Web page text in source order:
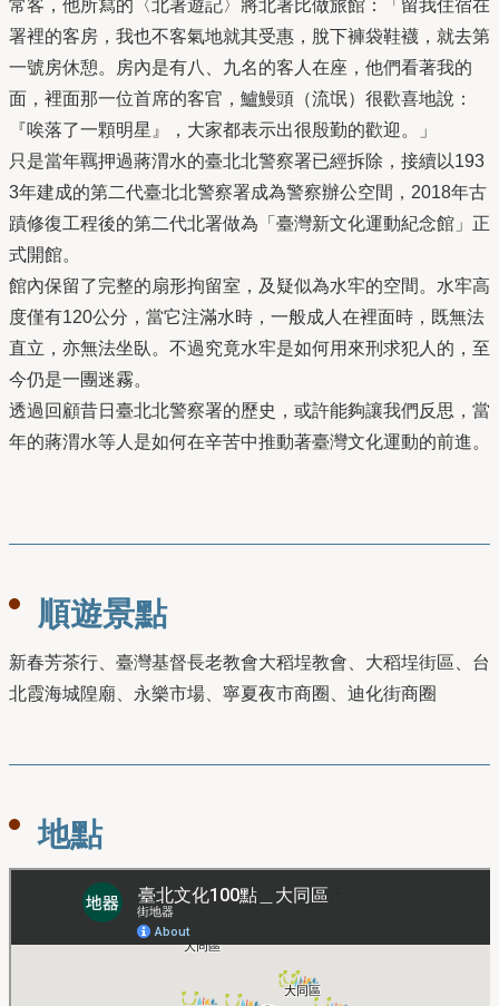
常客，他所寫的〈北署遊記〉將北署比做旅館：「留我住宿在
署裡的客房，我也不客氣地就其受惠，脫下褲袋鞋襪，就去第
一號房休憩。房內是有八、九名的客人在座，他們看著我的
面，裡面那一位首席的客官，鱸鰻頭（流氓）很歡喜地說：
『唉落了一顆明星』，大家都表示出很殷勤的歡迎。」
只是當年羈押過蔣渭水的臺北北警察署已經拆除，接續以193
3年建成的第二代臺北北警察署成為警察辦公空間，2018年古
蹟修復工程後的第二代北署做為「臺灣新文化運動紀念館」正
式開館。
館內保留了完整的扇形拘留室，及疑似為水牢的空間。水牢高
度僅有120公分，當它注滿水時，一般成人在裡面時，既無法
直立，亦無法坐臥。不過究竟水牢是如何用來刑求犯人的，至
今仍是一團迷霧。
透過回顧昔日臺北北警察署的歷史，或許能夠讓我們反思，當
年的蔣渭水等人是如何在辛苦中推動著臺灣文化運動的前進。
順遊景點
新春芳茶行、臺灣基督長老教會大稻埕教會、大稻埕街區、台
北霞海城隍廟、永樂市場、寧夏夜市商圈、迪化街商圈
地點